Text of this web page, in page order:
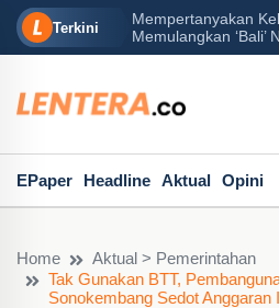
Terkini
Mempertanyakan
Memulangkan ‘Bali’
EPaper Headline Aktual Opini
Home
Aktual > Pemerintahan
Tak Gunakan BTT,
Sonokembang Sedot Anggaran